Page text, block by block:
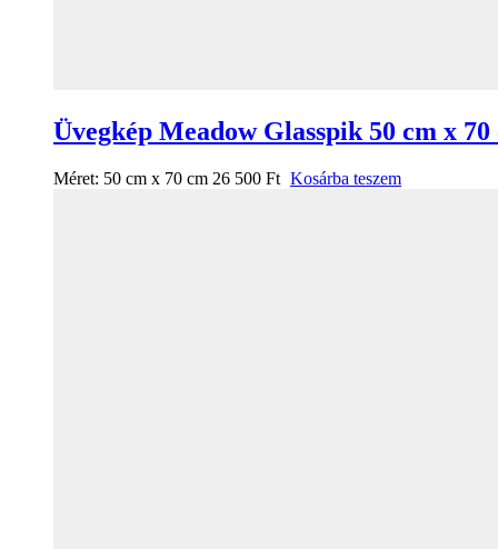
Üvegkép Meadow Glasspik 50 cm x 70
Méret: 50 cm x 70 cm 26 500 Ft Kosárba teszem